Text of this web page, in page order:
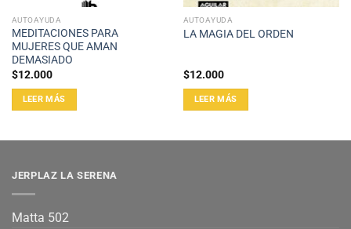
AUTOAYUDA
MEDITACIONES PARA
MUJERES QUE AMAN
DEMASIADO
$12.000
LEER MÁS
AUTOAYUDA
LA MAGIA DEL ORDEN
$12.000
LEER MÁS
JERPLAZ LA SERENA
Matta 502